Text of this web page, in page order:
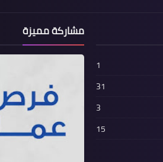
1
31
3
15
مشاركة مميزة